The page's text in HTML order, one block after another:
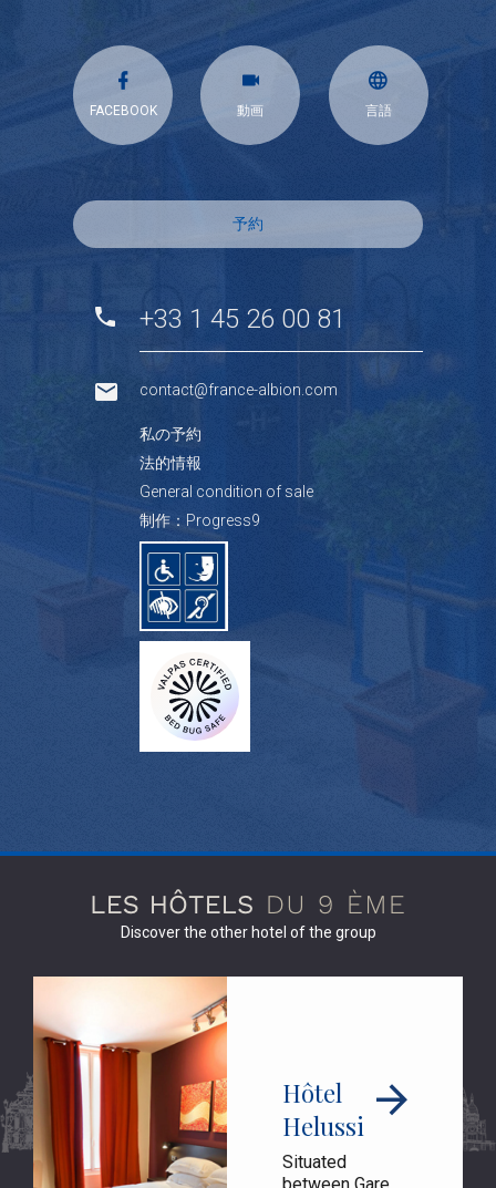
FACEBOOK 動画 言語
予約
+33 1 45 26 00 81
contact@france-albion.com
私の予約
法的情報
General condition of sale
制作：Progress9
Discover the other hotel of the group
Hôtel
Helussi
Situated